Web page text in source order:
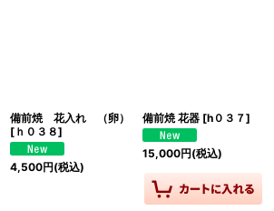
備前焼 花入れ （卵）
[ ｈ０３８]
4,500円(税込)
備前焼 花器 [h０３７]
15,000円(税込)